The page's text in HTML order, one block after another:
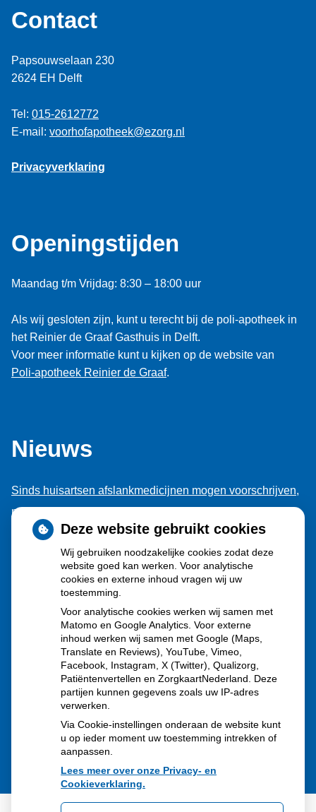
Contact
Papsouwselaan 230
2624 EH Delft
Tel: 015-2612772
E-mail: voorhofapotheek@ezorg.nl
Privacyverklaring
Openingstijden
Maandag t/m Vrijdag: 8:30 – 18:00 uur
Als wij gesloten zijn, kunt u terecht bij de poli-apotheek in
het Reinier de Graaf Gasthuis in Delft.
Voor meer informatie kunt u kijken op de website van
Poli-apotheek Reinier de Graaf.
Nieuws
Sinds huisartsen afslankmedicijnen mogen voorschrijven,
neemt gebruik toe
Schurft sinds corona geen vergeten ziekte meer: aantal
uitbraken fors gestegen
Stoppen met afslankmedicijnen betekent zonder
leefstijlaanpassingen weer gewichtstoename
Kookadvies drinkwater in provincie Utrecht vanwege
besmetting
Terugroepactie babyvoeding Nestlé: bacterie kan baby’s
ziek maken
Deze website gebruikt cookies
Wij gebruiken noodzakelijke cookies zodat deze
website goed kan werken. Voor analytische
cookies en externe inhoud vragen wij uw
toestemming.
Voor analytische cookies werken wij samen met
Matomo en Google Analytics. Voor externe
inhoud werken wij samen met Google (Maps,
Translate en Reviews), YouTube, Vimeo,
Facebook, Instagram, X (Twitter), Qualizorg,
Patiëntenvertellen en ZorgkaartNederland. Deze
partijen kunnen gegevens zoals uw IP-adres
verwerken.
Via Cookie-instellingen onderaan de website kunt
u op ieder moment uw toestemming intrekken of
aanpassen.
Lees meer over onze Privacy- en
Cookieverklaring.